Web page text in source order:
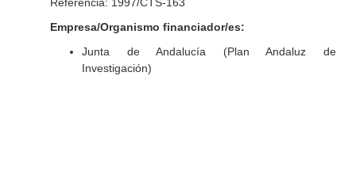
Empresa/Organismo financiador/es:
Junta de Andalucía (Plan Andaluz de
Investigación)